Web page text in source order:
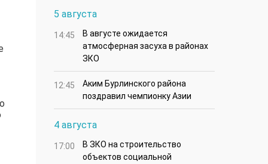
5 августа
14:45
В августе ожидается
атмосферная засуха в районах
ЗКО
12:45
Аким Бурлинского района
поздравил чемпионку Азии
4 августа
17:00
В ЗКО на строительство
объектов социальной